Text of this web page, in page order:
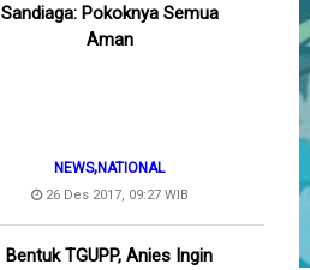
Sandiaga: Pokoknya Semua
Aman
NEWS,NATIONAL
26 Des 2017, 09:27 WIB
Bentuk TGUPP, Anies Ingin